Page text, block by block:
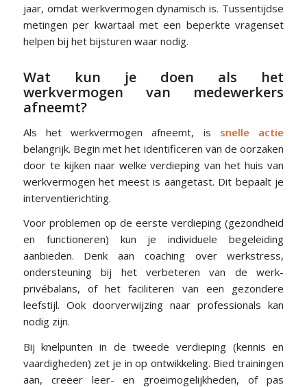
jaar, omdat werkvermogen dynamisch is. Tussentijdse
metingen per kwartaal met een beperkte vragenset
helpen bij het bijsturen waar nodig.
Wat kun je doen als het
werkvermogen van medewerkers
afneemt?
Als het werkvermogen afneemt, is snelle actie
belangrijk. Begin met het identificeren van de oorzaken
door te kijken naar welke verdieping van het huis van
werkvermogen het meest is aangetast. Dit bepaalt je
interventierichting.
Voor problemen op de eerste verdieping (gezondheid
en functioneren) kun je individuele begeleiding
aanbieden. Denk aan coaching over werkstress,
ondersteuning bij het verbeteren van de werk-
privébalans, of het faciliteren van een gezondere
leefstijl. Ook doorverwijzing naar professionals kan
nodig zijn.
Bij knelpunten in de tweede verdieping (kennis en
vaardigheden) zet je in op ontwikkeling. Bied trainingen
aan, creëer leer- en groeimogelijkheden, of pas